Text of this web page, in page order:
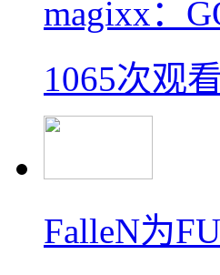
magixx：
1065次观看
FalleN为